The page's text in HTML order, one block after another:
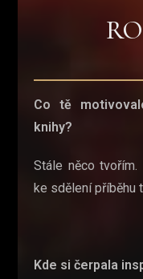
Co tě
knihy?
Stále něco
ke sdělení příběhu
Kde si čerpala